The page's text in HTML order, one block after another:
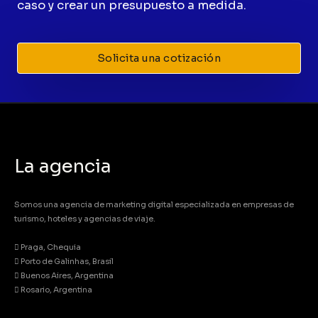
caso y crear un presupuesto a medida.
Solicita una cotización
La agencia
Somos una agencia de marketing digital especializada en empresas de
turismo, hoteles y agencias de viaje.
Praga, Chequia
Porto de Galinhas, Brasil
Buenos Aires, Argentina
Rosario, Argentina